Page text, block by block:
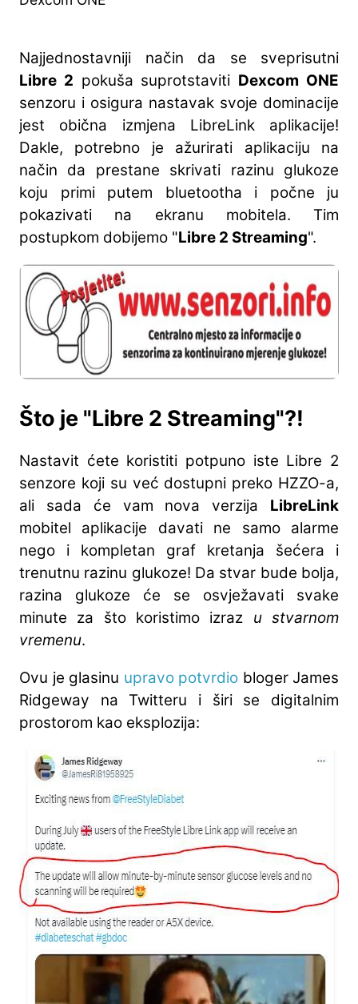
Najjednostavniji način da se sveprisutni
Libre 2 pokuša suprotstaviti Dexcom ONE
senzoru i osigura nastavak svoje dominacije
jest obična izmjena LibreLink aplikacije!
Dakle, potrebno je ažurirati aplikaciju na
način da prestane skrivati razinu glukoze
koju primi putem bluetootha i počne ju
pokazivati na ekranu mobitela. Tim
postupkom dobijemo "Libre 2 Streaming".
Što je "Libre 2 Streaming"?!
Nastavit ćete koristiti potpuno iste Libre 2
senzore koji su već dostupni preko HZZO-a,
ali sada će vam nova verzija LibreLink
mobitel aplikacije davati ne samo alarme
nego i kompletan graf kretanja šećera i
trenutnu razinu glukoze! Da stvar bude bolja,
razina glukoze će se osvježavati svake
minute za što koristimo izraz u stvarnom
vremenu.
Ovu je glasinu upravo potvrdio bloger James
Ridgeway na Twitteru i širi se digitalnim
prostorom kao eksplozija: